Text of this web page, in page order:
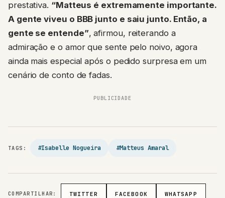
prestativa. “Matteus é extremamente importante.
A gente viveu o BBB junto e saiu junto. Então, a
gente se entende”, afirmou, reiterando a
admiração e o amor que sente pelo noivo, agora
ainda mais especial após o pedido surpresa em um
cenário de conto de fadas.
PUBLICIDADE
TAGS: #Isabelle Nogueira #Matteus Amaral
COMPARTILHAR: TWITTER FACEBOOK WHATSAPP